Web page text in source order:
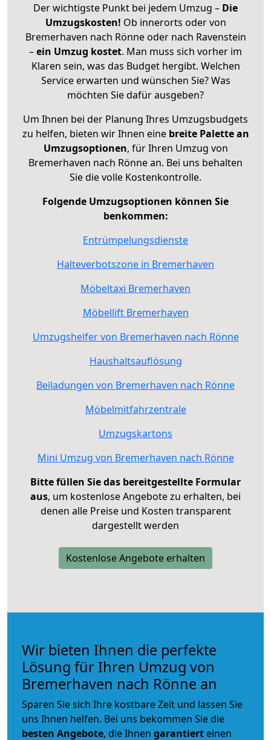
Der wichtigste Punkt bei jedem Umzug – Die
Umzugskosten! Ob innerorts oder von
Bremerhaven nach Rönne oder nach Ravenstein
–ein Umzug kostet. Man muss sich vorher im
Klaren sein, was das Budget hergibt. Welchen
Service erwarten und wünschen Sie? Was
möchten Sie dafür ausgeben?
Um Ihnen bei der Planung Ihres Umzugsbudgets
zu helfen, bieten wir Ihnen eine breite Palette an
Umzugsoptionen, für Ihren Umzug von
Bremerhaven nach Rönne an. Bei uns behalten
Sie die volle Kostenkontrolle.
Folgende Umzugsoptionen können Sie
benkommen:
Entrümpelungsdienste
Halteverbotszone in Bremerhaven
Möbeltaxi Bremerhaven
Möbellift Bremerhaven
Umzugshelfer von Bremerhaven nach Rönne
Haushaltsauflösung
Beiladungen von Bremerhaven nach Rönne
Möbelmitfahrzentrale
Umzugskartons
Mini Umzug von Bremerhaven nach Rönne
Bitte füllen Sie das bereitgestellte Formular
aus, um kostenlose Angebote zu erhalten, bei
denen alle Preise und Kosten transparent
dargestellt werden
Kostenlose Angebote erhalten
Wir bieten Ihnen die perfekte
Lösung für Ihren Umzug von
Bremerhaven nach Rönne an
Sparen Sie sich Ihre kostbare Zeit und lassen Sie
uns Ihnen helfen. Bei uns bekommen Sie die
besten Angebote, die Ihnen garantiert einen